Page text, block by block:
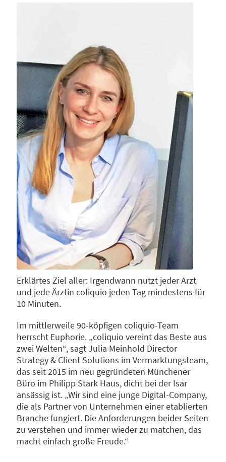
Erklärtes Ziel aller: Irgendwann nutzt jeder Arzt
und jede Ärztin coliquio jeden Tag mindestens für
10 Minuten.
Im mittlerweile 90-köpfigen coliquio-Team
herrscht Euphorie. „coliquio vereint das Beste aus
zwei Welten“, sagt Julia Meinhold Director
Strategy & Client Solutions im Vermarktungsteam,
das seit 2015 im neu gegründeten Münchener
Büro im Philipp Stark Haus, dicht bei der Isar
ansässig ist. „Wir sind eine junge Digital-Company,
die als Partner von Unternehmen einer etablierten
Branche fungiert. Die Anforderungen beider Seiten
zu verstehen und immer wieder zu matchen, das
macht einfach große Freude.“